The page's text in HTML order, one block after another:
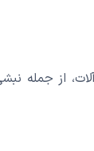
از جمله